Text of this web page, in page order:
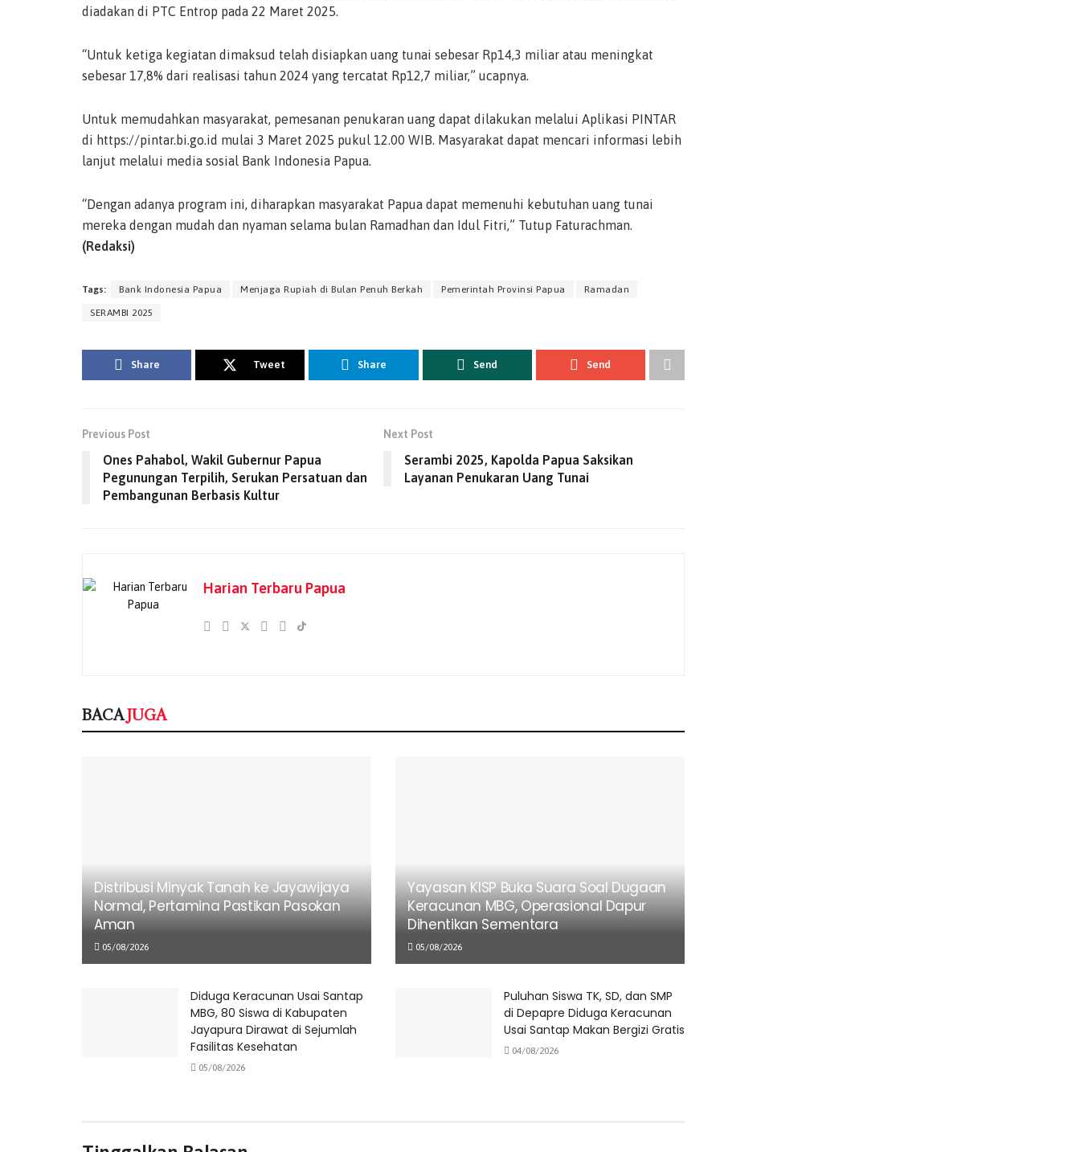
diadakan di PTC Entrop pada 22 Maret 2025.
“Untuk ketiga kegiatan dimaksud telah disiapkan uang tunai sebesar Rp14,3 miliar atau meningkat
sebesar 17,8% dari realisasi tahun 2024 yang tercatat Rp12,7 miliar,” ucapnya.
Untuk memudahkan masyarakat, pemesanan penukaran uang dapat dilakukan melalui Aplikasi PINTAR
di https://pintar.bi.go.id mulai 3 Maret 2025 pukul 12.00 WIB. Masyarakat dapat mencari informasi lebih
lanjut melalui media sosial Bank Indonesia Papua.
“Dengan adanya program ini, diharapkan masyarakat Papua dapat memenuhi kebutuhan uang tunai
mereka dengan mudah dan nyaman selama bulan Ramadhan dan Idul Fitri,” Tutup Faturachman.
(Redaksi)
Tags: Bank Indonesia Papua Menjaga Rupiah di Bulan Penuh Berkah Pemerintah Provinsi Papua Ramadan
SERAMBI 2025
Share Tweet Share Send Send
Previous Post
Ones Pahabol, Wakil Gubernur Papua
Pegunungan Terpilih, Serukan Persatuan dan
Pembangunan Berbasis Kultur
Next Post
Serambi 2025, Kapolda Papua Saksikan
Layanan Penukaran Uang Tunai
Harian Terbaru Papua
BACAJUGA
Distribusi Minyak Tanah ke Jayawijaya
Normal, Pertamina Pastikan Pasokan
Aman
05/08/2026
Yayasan KISP Buka Suara Soal Dugaan
Keracunan MBG, Operasional Dapur
Dihentikan Sementara
05/08/2026
Diduga Keracunan Usai Santap
MBG, 80 Siswa di Kabupaten
Jayapura Dirawat di Sejumlah
Fasilitas Kesehatan
05/08/2026
Puluhan Siswa TK, SD, dan SMP
di Depapre Diduga Keracunan
Usai Santap Makan Bergizi Gratis
04/08/2026